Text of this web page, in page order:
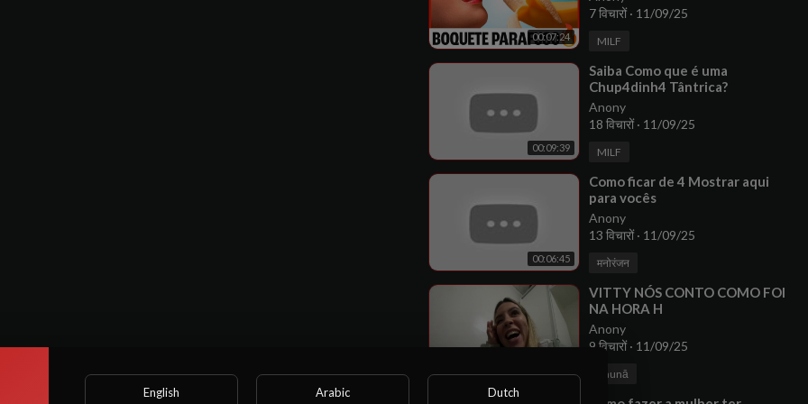
00:07:24
7 विचारों· 11/09/25
MILF
00:09:39
⁣Saiba Como que é uma
Chup4dinh4 Tântrica?
Anony
18 विचारों· 11/09/25
MILF
00:06:45
⁣Como ficar de 4 Mostrar aqui
para vocês
Anony
13 विचारों· 11/09/25
मनोरंजन
⁣VITTY NÓS CONTO COMO FOI
NA HORA H
Anony
9 विचारों· 11/09/25
Baunā
English Arabic Dutch